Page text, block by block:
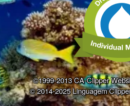
©1999-2013 CA-Clipper
© 2014-2025 Linguagem